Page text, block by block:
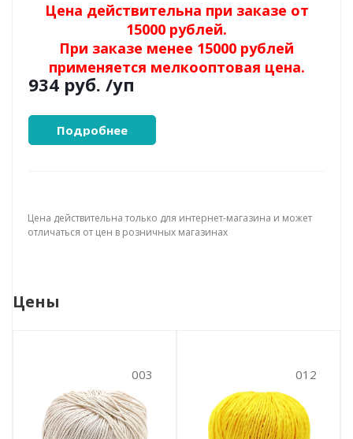
Цена действительна при заказе от
15000 рублей.
При заказе менее 15000 рублей
применяется мелкооптовая цена.
934 руб. /уп
Подробнее
Цена действительна только для интернет-магазина и может
отличаться от цен в розничных магазинах
Цены
003 012